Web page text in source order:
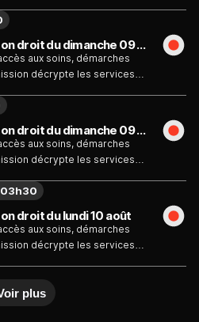
La santé, c'est mon droit du dimanche 09 août
aux soins, démarches
décrypte les services
La santé, c'est mon droit du dimanche 09 août
aux soins, démarches
décrypte les services
droit du lundi 10 août
aux soins, démarches
décrypte les services
03h30
plus